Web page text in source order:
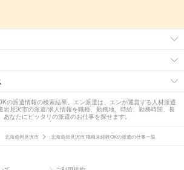
の派遣情報の検索結果。エン派遣は、エンが運営する人材派遣
岩見沢市の派遣/求人情報を職種、勤務地、時給、勤務時間、長
なたにピッタリの派遣のお仕事を探せます。
北海道岩見沢市 北海道岩見沢市 職種未経験OKの派遣の仕事一覧